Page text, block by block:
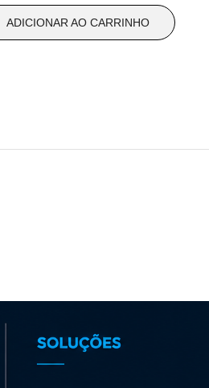
original
atual
ADICIONAR AO CARRINHO